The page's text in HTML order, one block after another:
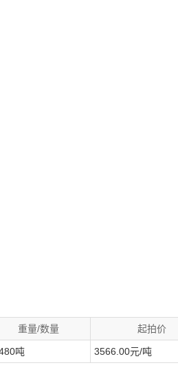
重量/数量 起拍价
吨 3566.00元/吨